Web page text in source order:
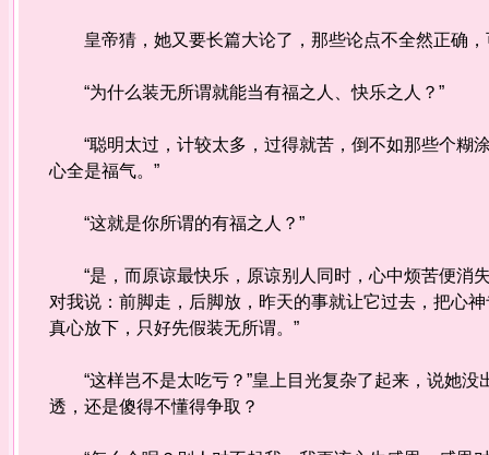
皇帝猜，她又要长篇大论了，那些论点不全然正确，
“为什么装无所谓就能当有福之人、快乐之人？”
“聪明太过，计较太多，过得就苦，倒不如那些个糊
心全是福气。”
“这就是你所谓的有福之人？”
“是，而原谅最快乐，原谅别人同时，心中烦苦便消
对我说：前脚走，后脚放，昨天的事就让它过去，把心
真心放下，只好先假装无所谓。”
“这样岂不是太吃亏？”皇上目光复杂了起来，说她没
透，还是傻得不懂得争取？